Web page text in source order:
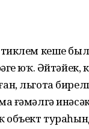
ке­ше
юҡ.
льго­та
ғә­мәлгә